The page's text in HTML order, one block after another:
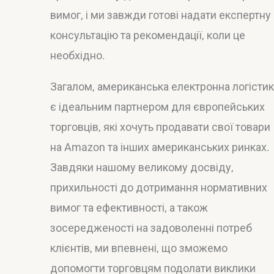
вимог, і ми завжди готові надати експертну
консультацію та рекомендації, коли це
необхідно.
Загалом, американська електронна
є ідеальним партнером для європейських
торговців, які хочуть продавати свої товари
на Amazon та інших американських ринках.
Завдяки нашому великому досвіду,
прихильності до дотримання нормативних
вимог та ефективності, а також
зосередженості на задоволенні потреб
клієнтів, ми впевнені, що зможемо
допомогти торговцям подолати виклики